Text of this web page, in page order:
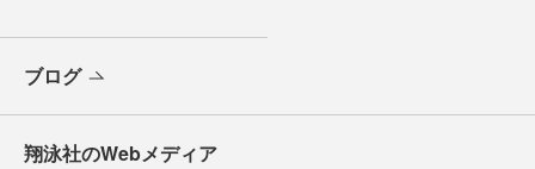
ブログ
翔泳社のWebメディア